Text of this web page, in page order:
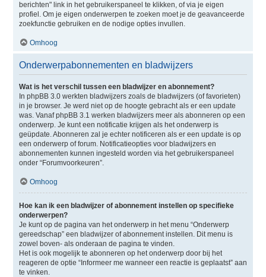
berichten" link in het gebruikerspaneel te klikken, of via je eigen
profiel. Om je eigen onderwerpen te zoeken moet je de geavanceerde
zoekfunctie gebruiken en de nodige opties invullen.
Omhoog
Onderwerpabonnementen en bladwijzers
Wat is het verschil tussen een bladwijzer en abonnement?
In phpBB 3.0 werkten bladwijzers zoals de bladwijzers (of favorieten)
in je browser. Je werd niet op de hoogte gebracht als er een update
was. Vanaf phpBB 3.1 werken bladwijzers meer als abonneren op een
onderwerp. Je kunt een notificatie krijgen als het onderwerp is
geüpdate. Abonneren zal je echter notificeren als er een update is op
een onderwerp of forum. Notificatieopties voor bladwijzers en
abonnementen kunnen ingesteld worden via het gebruikerspaneel
onder “Forumvoorkeuren”.
Omhoog
Hoe kan ik een bladwijzer of abonnement instellen op specifieke
onderwerpen?
Je kunt op de pagina van het onderwerp in het menu “Onderwerp
gereedschap” een bladwijzer of abonnement instellen. Dit menu is
zowel boven- als onderaan de pagina te vinden.
Het is ook mogelijk te abonneren op het onderwerp door bij het
reageren de optie “Informeer me wanneer een reactie is geplaatst” aan
te vinken.